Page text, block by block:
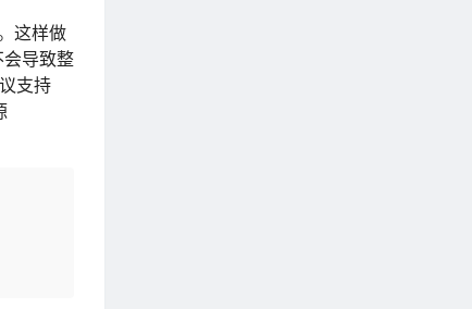
这样做
导致整
支持